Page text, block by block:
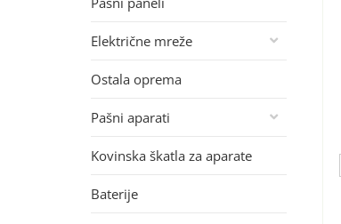
Električne mreže
Ostala oprema
Pašni aparati
Kovinska škatla za aparate
Baterije